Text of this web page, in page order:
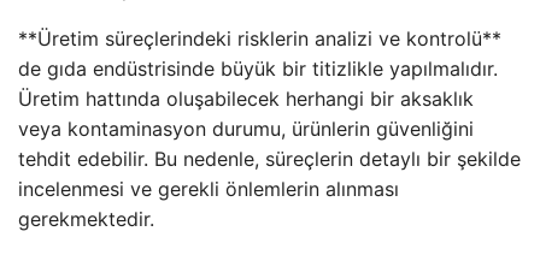
**Üretim süreçlerindeki risklerin analizi ve kontrolü**
de gıda endüstrisinde büyük bir titizlikle yapılmalıdır.
Üretim hattında oluşabilecek herhangi bir aksaklık
veya kontaminasyon durumu, ürünlerin güvenliğini
tehdit edebilir. Bu nedenle, süreçlerin detaylı bir şekilde
incelenmesi ve gerekli önlemlerin alınması
gerekmektedir.